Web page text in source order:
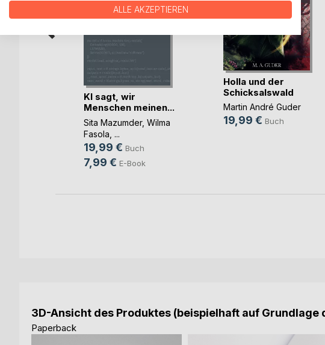
KI sagt, wir
Menschen meinen...
Sita Mazumder, Wilma
Fasola , ...
19,99 € Buch
7,99 € E-Book
Holla und der
Schicksalswald
Martin André Guder
19,99 € Buch
3D-Ansicht des Produktes (beispielhaft auf
Paperback
ALLE AKZEPTIEREN